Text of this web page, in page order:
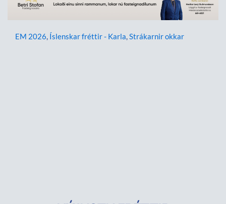
EM 2026, Íslenskar fréttir - Karla,Strákarnir okkar